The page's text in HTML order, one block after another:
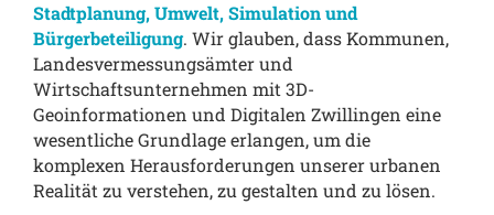
Stadtplanung, Umwelt, Simulation und
Bürgerbeteiligung. Wir glauben, dass Kommunen,
Landesvermessungsämter und
Wirtschaftsunternehmen mit 3D-
Geoinformationen und Digitalen Zwillingen eine
wesentliche Grundlage erlangen, um die
komplexen Herausforderungen unserer urbanen
Realität zu verstehen, zu gestalten und zu lösen.